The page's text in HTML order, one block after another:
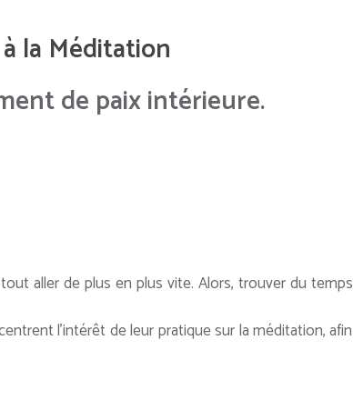
la Méditation
de paix intérieure.
aller de plus en plus vite. Alors, trouver du temps
l’intérêt de leur pratique sur la méditation, afin